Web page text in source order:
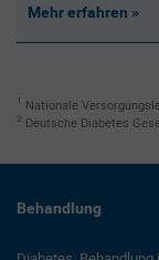
Mehr erfahren
1 Nationale
2 Deutsche Diabetes
Behandlung